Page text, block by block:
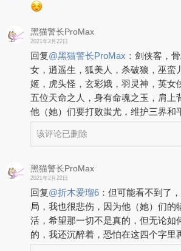
黑猫警长ProMax
2021年2月22日
回复@黑猫警长ProMax ： 剑侠客，
女，逍遥生，狐美人，杀破狼，巫蛮
姬，虎头怪，玄彩娥，羽灵神，英女
五位天命之人，身有命魂之玉，肩上
他（她）们要打败蚩尤，维护三界和
该评论已删除
黑猫警长ProMax
2021年2月22日
回复@折木爱瑠6 ： 但可能看不到了
局，我也很悲伤，因为他（她）们的
活，希望那一切不是真的，但无论如
的，我还沉醉着，恐怕在这四个字里